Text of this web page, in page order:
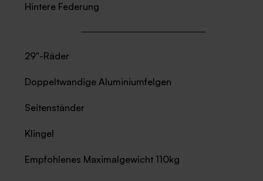
Hintere Federung
29"-Räder
Doppeltwandige Aluminiumfelgen
Seitenständer
Klingel
Empfohlenes Maximalgewicht 110kg